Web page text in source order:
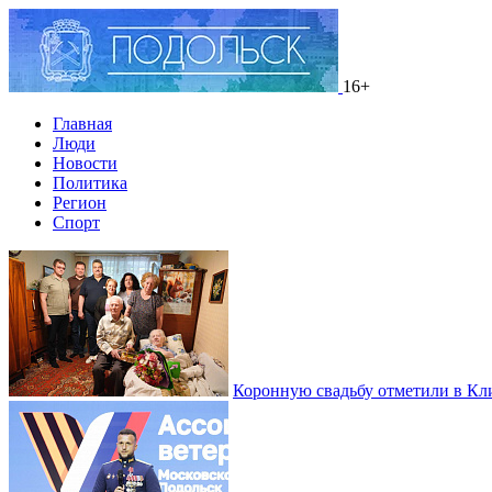
16+
Главная
Люди
Новости
Политика
Регион
Спорт
Коронную свадьбу отметили в